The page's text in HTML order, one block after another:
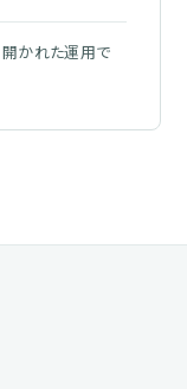
開かれた運用で